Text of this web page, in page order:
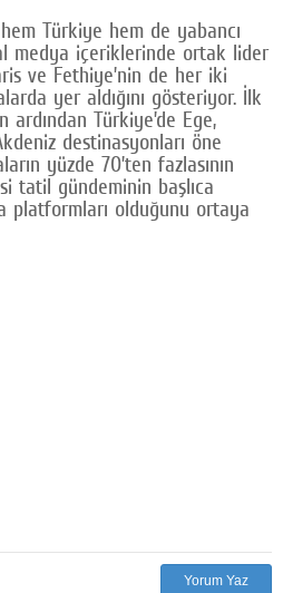
Türkiye hem de yabancı
medya içeriklerinde ortak lider
ve Fethiye’nin de her iki
yer aldığını gösteriyor. İlk
ardından Türkiye’de Ege,
destinasyonları öne
yüzde 70’ten fazlasının
tatil gündeminin başlıca
platformları olduğunu ortaya
Yorum Yaz